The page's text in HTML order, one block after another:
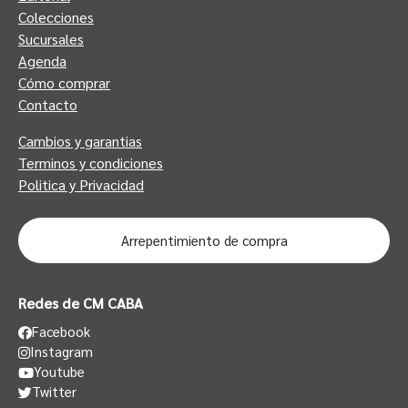
Colecciones
Sucursales
Agenda
Cómo comprar
Contacto
Cambios y garantias
Terminos y condiciones
Politica y Privacidad
Arrepentimiento de compra
Redes de CM CABA
Facebook
Instagram
Youtube
Twitter